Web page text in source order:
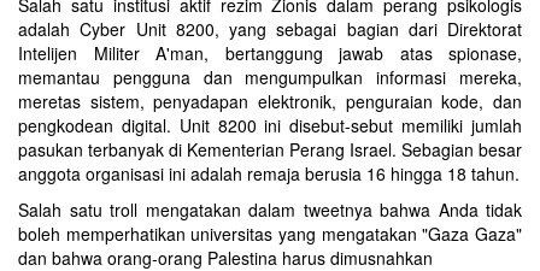
Salah satu institusi aktif rezim Zionis dalam perang psikologis
adalah Cyber ​​​​Unit 8200, yang sebagai bagian dari Direktorat
Intelijen Militer A'man, bertanggung jawab atas spionase,
memantau pengguna dan mengumpulkan informasi mereka,
meretas sistem, penyadapan elektronik, penguraian kode, dan
pengkodean digital. Unit 8200 ini disebut-sebut memiliki jumlah
pasukan terbanyak di Kementerian Perang Israel. Sebagian besar
anggota organisasi ini adalah remaja berusia 16 hingga 18 tahun.
Salah satu troll mengatakan dalam tweetnya bahwa Anda tidak
boleh memperhatikan universitas yang mengatakan "Gaza Gaza"
dan bahwa orang-orang Palestina harus dimusnahkan